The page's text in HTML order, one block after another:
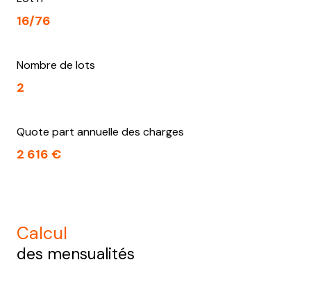
16/76
Nombre de lots
2
Quote part annuelle des charges
2 616 €
calcul
des mensualités